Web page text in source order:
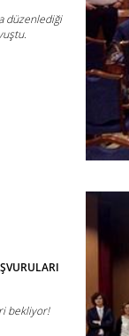
düzenlediği
bekliyor!